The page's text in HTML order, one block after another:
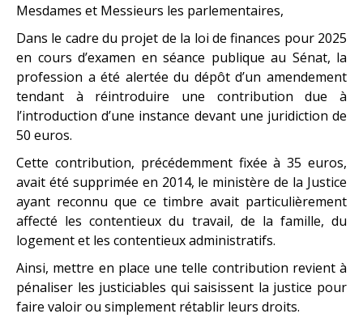
Mesdames et Messieurs les parlementaires,
Dans le cadre du projet de la loi de finances pour 2025
en cours d’examen en séance publique au Sénat, la
profession a été alertée du dépôt d’un amendement
tendant à réintroduire une contribution due à
l’introduction d’une instance devant une juridiction de
50 euros.
Cette contribution, précédemment fixée à 35 euros,
avait été supprimée en 2014, le ministère de la Justice
ayant reconnu que ce timbre avait particulièrement
affecté les contentieux du travail, de la famille, du
logement et les contentieux administratifs.
Ainsi, mettre en place une telle contribution revient à
pénaliser les justiciables qui saisissent la justice pour
faire valoir ou simplement rétablir leurs droits.